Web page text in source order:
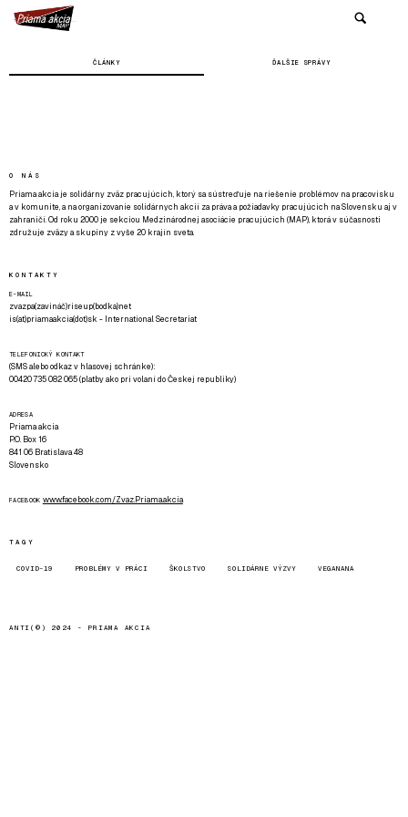
ČLÁNKY ĎALŠIE SPRÁVY
O NÁS
Priama akcia je solidárny zväz pracujúcich, ktorý sa sústreďuje na riešenie problémov na pracovisku
a v komunite, a na organizovanie solidárnych akcií za práva a požiadavky pracujúcich na Slovensku aj v
zahraničí. Od roku 2000 je sekciou Medzinárodnej asociácie pracujúcich (MAP), ktorá v súčasnosti
združuje zväzy a skupiny z vyše 20 krajín sveta.
KONTAKTY
E-MAIL
zvazpa(zavináč)riseup(bodka)net
is(at)priamaakcia(dot)sk - International Secretariat
TELEFONICKÝ KONTAKT
(SMS alebo odkaz v hlasovej schránke):
00420 735 082 065 (platby ako pri volaní do Českej republiky)
ADRESA
Priama akcia
P.O. Box 16
841 06 Bratislava 48
Slovensko
FACEBOOK www.facebook.com/Zvaz.Priama.akcia
TAGY
COVID-19 PROBLÉMY V PRÁCI ŠKOLSTVO SOLIDÁRNE VÝZVY VEGANANA
ANTI(©) 2024 - PRIAMA AKCIA